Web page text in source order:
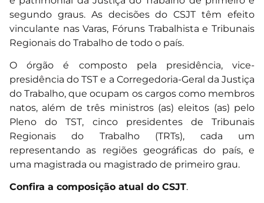
segundo graus. As decisões do CSJT têm efeito
vinculante nas Varas, Fóruns Trabalhista e Tribunais
Regionais do Trabalho de todo o país.
O órgão é composto pela presidência, vice-
presidência do TST e a Corregedoria-Geral da Justiça
do Trabalho, que ocupam os cargos como membros
natos, além de três ministros (as) eleitos (as) pelo
Pleno do TST, cinco presidentes de Tribunais
Regionais do Trabalho (TRTs), cada um
representando as regiões geográficas do país, e
uma magistrada ou magistrado de primeiro grau.
Confira a composição atual do CSJT.